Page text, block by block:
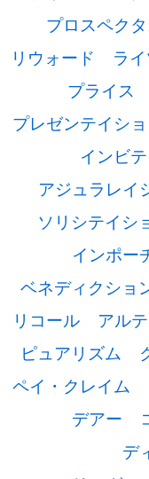
プロスペク
リウォード
ラ
プライス
プレゼンテイシ
インビ
アジュラレイ
ソリシテイシ
インポー
ベネディクショ
リコール
アル
ピュアリズム
ペイ・クレイム
デアー
デ